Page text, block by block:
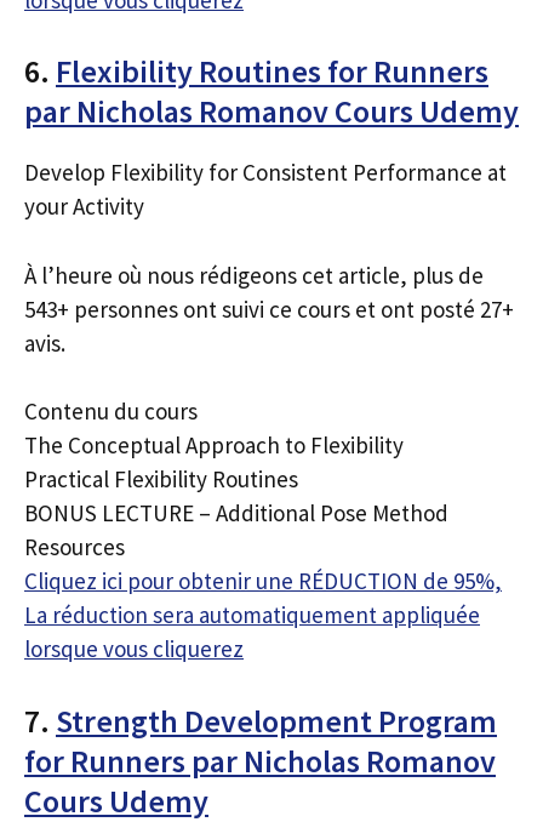
6. Flexibility Routines for Runners
par Nicholas Romanov Cours Udemy
Develop Flexibility for Consistent Performance at
your Activity
À l’heure où nous rédigeons cet article, plus de
543+ personnes ont suivi ce cours et ont posté 27+
avis.
Contenu du cours
The Conceptual Approach to Flexibility
Practical Flexibility Routines
BONUS LECTURE – Additional Pose Method
Resources
Cliquez ici pour obtenir une RÉDUCTION de 95%,
La réduction sera automatiquement appliquée
lorsque vous cliquerez
7. Strength Development Program
for Runners par Nicholas Romanov
Cours Udemy